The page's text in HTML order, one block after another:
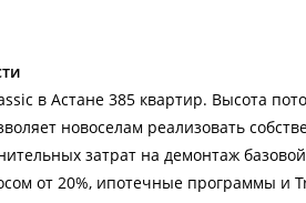
в Астане 385 квартир. Высота
новоселам реализовать
затрат на демонтаж
от 20%, ипотечные программы и